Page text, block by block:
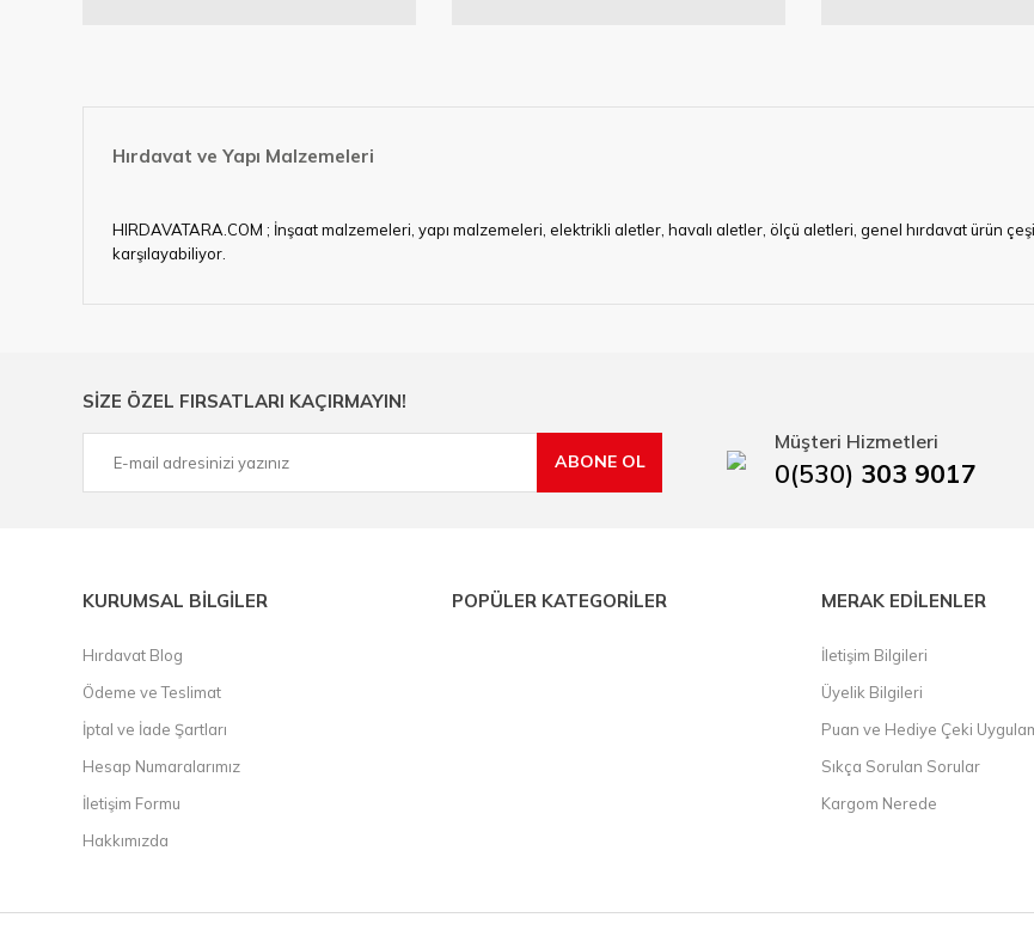
Hırdavat ve Yapı Malzemeleri
HIRDAVATARA.COM ; İnşaat malzemeleri, yapı malzemeleri, elektrikli aletler, havalı aletler, ölçü aletleri, genel hırdavat ürün
karşılayabiliyor.
çelik cetvel, tel fırça, kalem havya, karot uç, pafta takımları, boru kesiciler, çektirme, kablo makası, pürmüz, lazerli mesafe ölçme.
SİZE ÖZEL FIRSATLARI KAÇIRMAYIN!
ABONE OL
Müşteri Hizmetleri
0(530) 303 9017
KURUMSAL BİLGİLER
Hırdavat Blog
Ödeme ve Teslimat
İptal ve İade Şartları
Hesap Numaralarımız
İletişim Formu
Hakkımızda
POPÜLER KATEGORİLER MERAK EDİLENLER
İletişim Bilgileri
Üyelik Bilgileri
Puan ve Hediye Çeki
Sıkça Sorulan Sorular
Kargom Nerede